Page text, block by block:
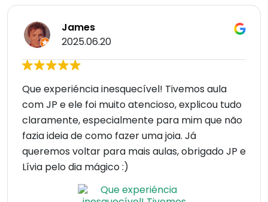
James
2025.06.20
Que experiéncia inesquecível! Tivemos aula
com JP e ele foi muito atencioso, explicou tudo
claramente, especialmente para mim que não
fazia ideia de como fazer uma joia. Já
queremos voltar para mais aulas, obrigado JP e
Lívia pelo dia mágico :)